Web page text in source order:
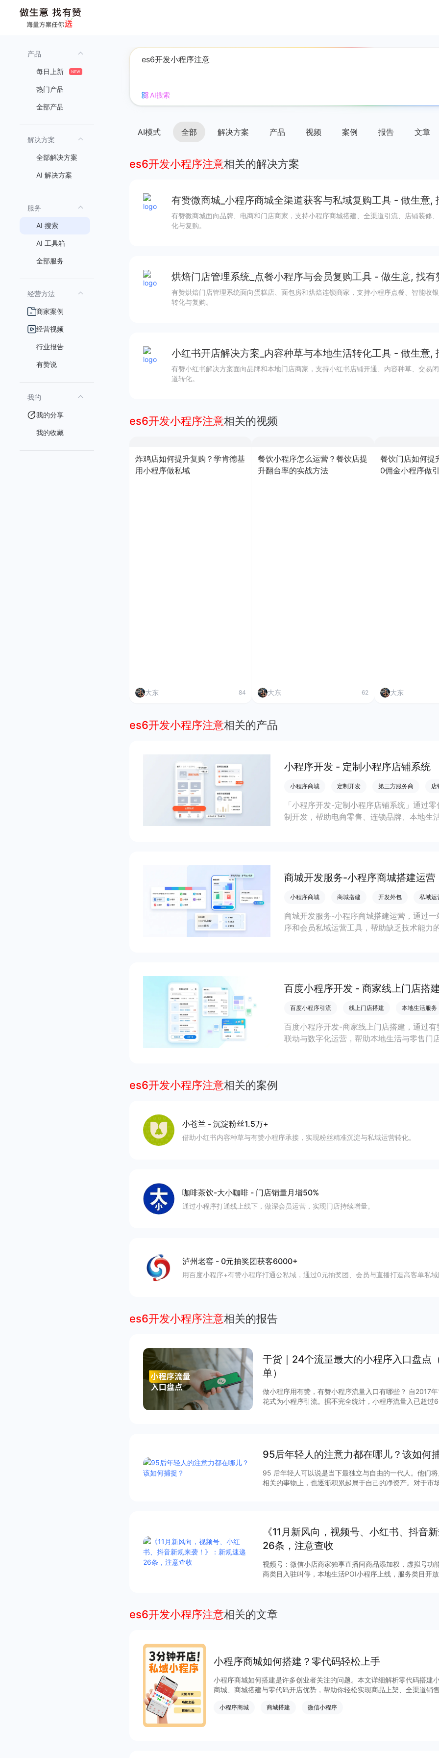
产品
每日上新 NEW
热门产品
全部产品
解决方案
全部解决方案
AI 解决方案
服务
AI 搜索
AI 工具箱
全部服务
经营方法
商家案例
经营视频
行业报告
有赞说
我的
我的分享
我的收藏
AI搜索
AI模式 全部 解决方案 产品 视频 案例 报告 文章
es6开发小程序注意相关的解决方案
有赞微商城_小程序商城全渠道获客与私域复购工具 - 做生意,
有赞微商城面向品牌、电商和门店商家，支持小程序商城搭建、全渠道引流、店铺装修
化与复购。
烘焙门店管理系统_点餐小程序与会员复购工具 - 做生意, 找有
有赞烘焙门店管理系统面向蛋糕店、面包房和烘焙连锁商家，支持小程序点餐、智能收
转化与复购。
小红书开店解决方案_内容种草与本地生活转化工具 - 做生意,
有赞小红书解决方案面向品牌和本地门店商家，支持小红书店铺开通、内容种草、交易
道转化。
es6开发小程序注意相关的视频
炸鸡店如何提升复购？学肯德基
用小程序做私域
大东 84
餐饮小程序怎么运营？餐饮店提
升翻台率的实战方法
大东 62
餐饮门店如何提
0佣金小程序做
大东
es6开发小程序注意相关的产品
小程序开发 - 定制小程序店铺系统
小程序商城 定制开发 第三方服务商 店
「小程序开发-定制小程序店铺系统」通过
制开发，帮助电商零售、连锁品牌、本地生
商城开发服务-小程序商城搭建运营
小程序商城 商城搭建 开发外包 私域运
商城开发服务-小程序商城搭建运营，通过
序和会员私域运营工具，帮助缺乏技术能力
百度小程序开发 - 商家线上门店搭
百度小程序引流 线上门店搭建 本地生活服务
百度小程序开发-商家线上门店搭建，通过
联动与数字化运营，帮助本地生活与零售门
es6开发小程序注意相关的案例
小苍兰 - 沉淀粉丝1.5万+
借助小红书内容种草与有赞小程序承接，实现粉丝精准沉淀与私域运营转化。
咖啡茶饮-大小咖啡 - 门店销量月增50%
通过小程序打通线上线下，做深会员运营，实现门店持续增量。
泸州老窖 - 0元抽奖团获客6000+
用百度小程序+有赞小程序打通公私域，通过0元抽奖团、会员与直播打造高客单私
es6开发小程序注意相关的报告
干货｜24个流量最大的小程序入口盘点
单）
做小程序用有赞，有赞小程序流量入口有哪些？ 自2017
花式为小程序引流。据不完全统计，小程序流量入已超过
95后年轻人的注意力都在哪儿？该如何
95 后年轻人可以说是当下最独立与自由的一代人。他们
相关的事物上，也逐渐积累起属于自己的净资产。对于市
后年轻人的内心，进一步了解他们的所思所想。 和其他
对于品牌的考量都有其独特的想法。我们总结了年轻人对
牌提供具有借鉴意义的策略指引及实践参考，尝试帮助品
乐享当下、乐聚圈中，95 后的注意
《11月新风向，视频号、小红书、抖音
26条，注意查收
视频号：微信小店商家独享直播间商品添加权，虚拟号功
商类目入驻叫停，本地生活POI小程序上线，服务类目开
es6开发小程序注意相关的文章
小程序商城如何搭建？零代码轻松上手
小程序商城如何搭建是许多创业者关注的问题。本文详细解析零代码搭建
商城、商城搭建与零代码开店优势，帮助你轻松实现商品上架、全渠道销
小程序商城 商城搭建 微信小程序